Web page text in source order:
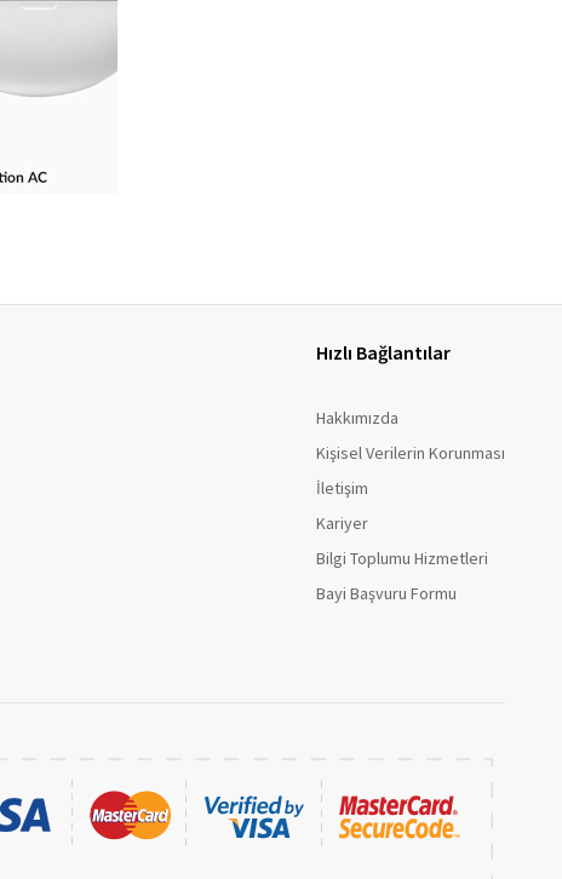
Hızlı Bağlantılar
Hakkımızda
Kişisel Verilerin Korunması
İletişim
Kariyer
Bilgi Toplumu Hizmetleri
Bayi Başvuru Formu